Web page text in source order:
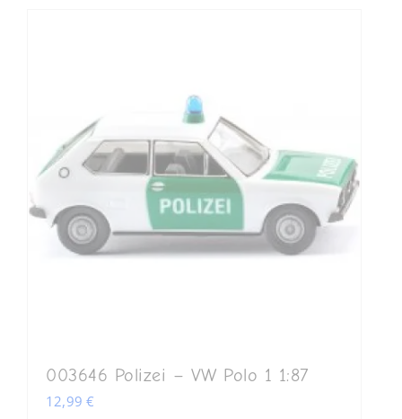
003646 Polizei – VW Polo 1 1:87
12,99€